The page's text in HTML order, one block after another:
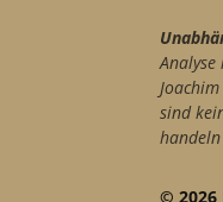
sind
© 2026